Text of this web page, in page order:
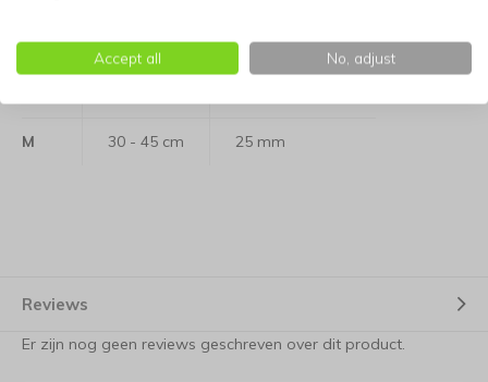
Maat Nekomvang Breedte
M 30 - 45 cm 25 mm
Reviews
Er zijn nog geen reviews geschreven over dit product.
Accept all No, adjust